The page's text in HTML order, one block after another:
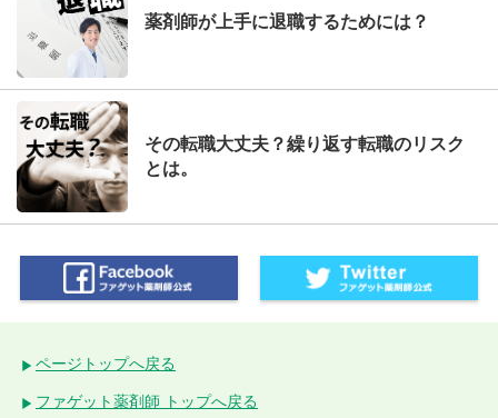
薬剤師が上手に退職するためには？
その転職大丈夫？繰り返す転職のリスク
とは。
ページトップへ戻る
ファゲット薬剤師 トップへ戻る